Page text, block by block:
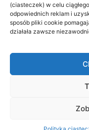
(ciasteczek) w celu
odpowiednich reklam i
sposób pliki cookie
działała zawsze
Salony
Polityka